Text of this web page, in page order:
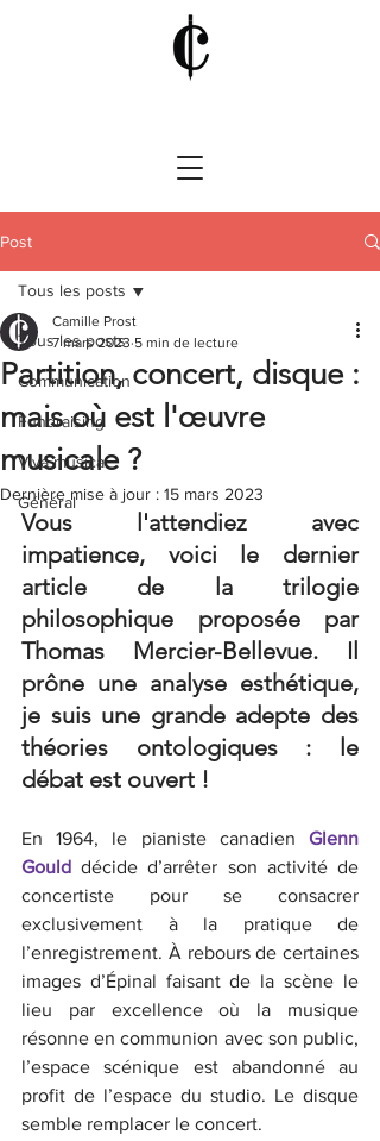
Post
Tous les posts
Communication
Fundraising
Viva musica
Général
Tous les posts
Partition, concert, disque :
mais où est l'œuvre
musicale ?
Camille Prost
7 mars 2023 5 min de lecture
Dernière mise à jour : 15 mars 2023
Vous l'attendiez avec
impatience, voici le dernier
article de la trilogie
philosophique proposée par
Thomas Mercier-Bellevue. Il
prône une analyse esthétique,
je suis une grande adepte des
théories ontologiques : le
débat est ouvert !
En 1964, le pianiste canadien Glenn
Gould décide d’arrêter son activité de
concertiste pour se consacrer
exclusivement à la pratique de
l’enregistrement. À rebours de certaines
images d’Épinal faisant de la scène le
lieu par excellence où la musique
résonne en communion avec son public,
l’espace scénique est abandonné au
profit de l’espace du studio. Le disque
semble remplacer le concert.